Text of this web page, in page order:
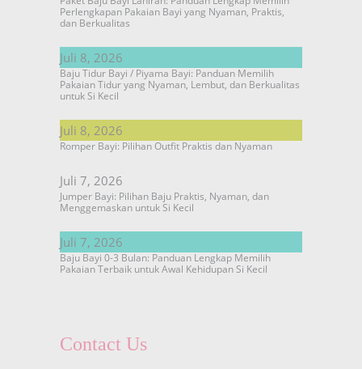
Perlengkapan Pakaian Bayi yang Nyaman, Praktis,
dan Berkualitas
Juli 8, 2026
Baju Tidur Bayi / Piyama Bayi: Panduan Memilih
Pakaian Tidur yang Nyaman, Lembut, dan Berkualitas
untuk Si Kecil
Juli 8, 2026
Romper Bayi: Pilihan Outfit Praktis dan Nyaman
Juli 7, 2026
Jumper Bayi: Pilihan Baju Praktis, Nyaman, dan
Menggemaskan untuk Si Kecil
Juli 7, 2026
Baju Bayi 0-3 Bulan: Panduan Lengkap Memilih
Pakaian Terbaik untuk Awal Kehidupan Si Kecil
Contact Us